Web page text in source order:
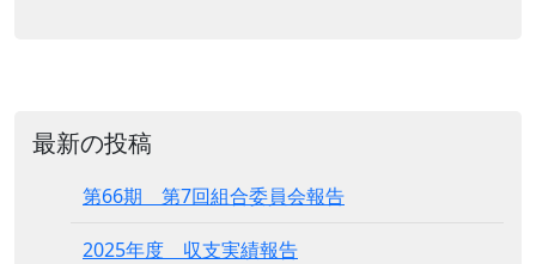
最新の投稿
第66期 第7回組合委員会報告
2025年度 収支実績報告